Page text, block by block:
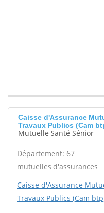
Caisse d'Assurance
Travaux Publics (Cam
Mutuelle Santé Sénior
Département: 67
mutuelles d'assurances
Caisse d'Assurance
Travaux Publics (Cam